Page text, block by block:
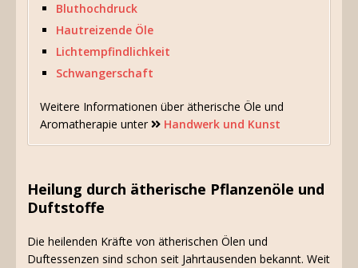
Bluthochdruck
Hautreizende Öle
Lichtempfindlichkeit
Schwangerschaft
Weitere Informationen über ätherische Öle und
Aromatherapie unter
Handwerk und Kunst
Heilung durch ätherische Pflanzenöle und
Duftstoffe
Die heilenden Kräfte von ätherischen Ölen und
Duftessenzen sind schon seit Jahrtausenden bekannt. Weit